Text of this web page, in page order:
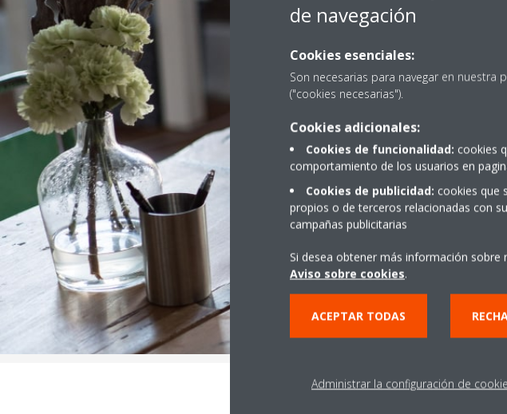
de navegación
Cookies esenciales:
Son necesarias para navegar en
("cookies necesarias").
Cookies adicionales:
Cookies de funcionalidad: cookies
comportamiento de los usuarios en
Cookies de publicidad: cookies que
propios o de terceros relacionadas con
campañas publicitarias
Si desea obtener más información sobre
Aviso sobre cookies.
ACEPTAR TODAS
Administrar la configuración de